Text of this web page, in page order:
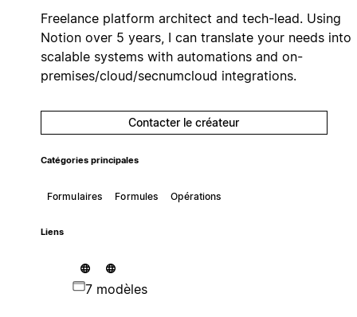
Freelance platform architect and tech-lead. Using
Notion over 5 years, I can translate your needs into
scalable systems with automations and on-
premises/cloud/secnumcloud integrations.
Contacter le créateur
Catégories principales
Formulaires Formules Opérations
Liens
7 modèles